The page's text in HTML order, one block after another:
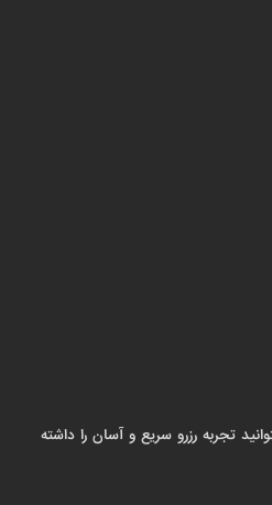
تجربه رزرو سریع و آسان را داشته